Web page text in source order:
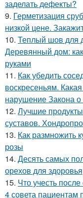
заделать дефекты?
9. Герметизация
низкой цене.
10. Теплый шов для
Деревянный дом:
руками
11. Как убедить
воскресеньям.
нарушение Закона
12. Лучшие
суставов.
13. Как размножить
розы
14. Десять самых
орехов для здоровья
15. Что учесть
4 совета пациентам